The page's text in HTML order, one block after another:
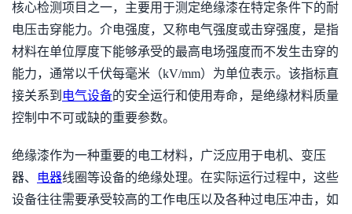
核心检测项目之一，主要用于测定绝缘漆在特定条件下的耐
电压击穿能力。介电强度，又称电气强度或击穿强度，是指
材料在单位厚度下能够承受的最高电场强度而不发生击穿的
能力，通常以千伏每毫米（kV/mm）为单位表示。该指标直
接关系到 电气设备的安全运行和使用寿命，是绝缘材料质量
控制中不可或缺的重要参数。
绝缘漆作为一种重要的电工材料，广泛应用于电机、变压
器、
电器线圈等设备的绝缘处理。在实际运行过程中，这些
设备往往需要承受较高的工作电压以及各种过电压冲击，如